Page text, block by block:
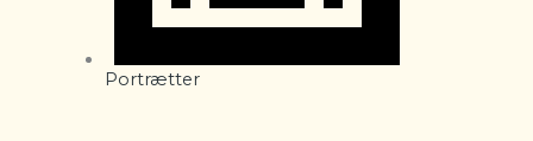
Portrætter